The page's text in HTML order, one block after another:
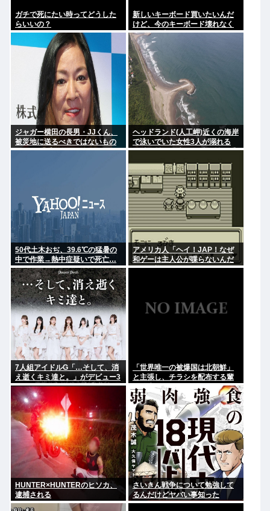
ガチで死にたい時ってどうした
らいいの？
新しいキーボード買いたいんだ
けど、今のキーボード壊れなく
て買う理由が見つからない
ジャガー横田の長男・JJくん、
被災地に送るべきではないもの
とは？ 「千羽鶴… めちゃくちゃ
ヘッドランド(人工岬)近くの海岸
で泳いでいた女性3人が溺れる
23歳女性が死亡、24歳女性が重
体
50代土木おぢ、39.6℃の猛暑の
中で作業→熱中症疑いで死亡…
アメリカ人「ヘイ！JAP！なぜ
和ゲーは主人公が喋らないんだ
い？異様だよ？」
7人組アイドルG「…そして、消
え逝くキミ達と。」がデビュー3
か月で解散 事務所が事業継続困
難なため
「世界唯一の被爆国は北朝鮮」
と主張し、チラシを配布する輩
が発生
HUNTER×HUNTERのヒソカ、
逮捕される
さいきん戦争について勉強して
るんだけどヤバい事知った